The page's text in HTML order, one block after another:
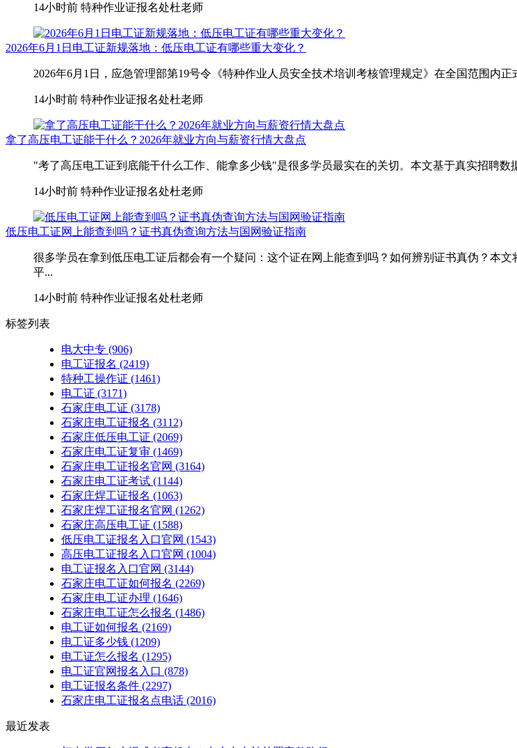
14小时前 特种作业证报名处杜老师
2026年6月1日电工证新规落地：低压电工证有哪些重大变化？
2026年6月1日，应急管理部第19号令《特种作业人员安全技术培训考核管理规定》在全国范围内
14小时前 特种作业证报名处杜老师
拿了高压电工证能干什么？2026年就业方向与薪资行情大盘点
"考了高压电工证到底能干什么工作、能拿多少钱"是很多学员最实在的关切。本文基于真实招聘
14小时前 特种作业证报名处杜老师
低压电工证网上能查到吗？证书真伪查询方法与国网验证指南
很多学员在拿到低压电工证后都会有一个疑问：这个证在网上能查到吗？如何辨别证书真伪？本
平...
14小时前 特种作业证报名处杜老师
标签列表
电大中专 (906)
电工证报名 (2419)
特种工操作证 (1461)
电工证 (3171)
石家庄电工证 (3178)
石家庄电工证报名 (3112)
石家庄低压电工证 (2069)
石家庄电工证复审 (1469)
石家庄电工证报名官网 (3164)
石家庄电工证考试 (1144)
石家庄焊工证报名 (1063)
石家庄焊工证报名官网 (1262)
石家庄高压电工证 (1588)
低压电工证报名入口官网 (1543)
高压电工证报名入口官网 (1004)
电工证报名入口官网 (3144)
石家庄电工证如何报名 (2269)
石家庄电工证办理 (1646)
石家庄电工证怎么报名 (1486)
电工证如何报名 (2169)
电工证多少钱 (1209)
电工证怎么报名 (1295)
电工证官网报名入口 (878)
电工证报名条件 (2297)
石家庄电工证报名点电话 (2016)
最近发表